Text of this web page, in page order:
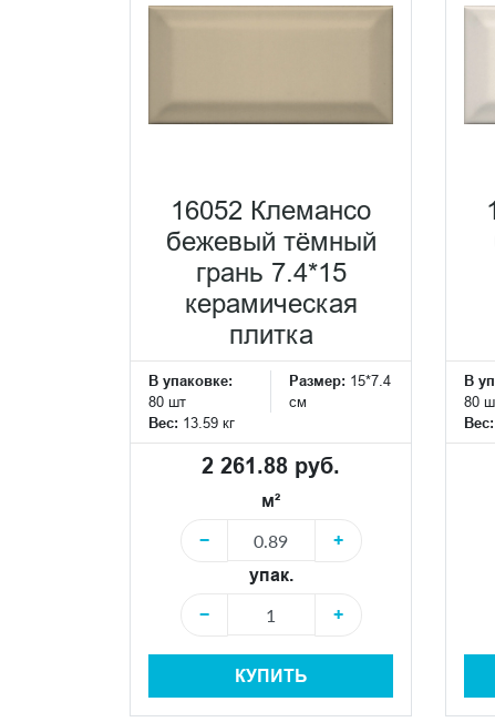
16052 Клемансо
бежевый тёмный
грань 7.4*15
керамическая
плитка
В упаковке:
80 шт
Размер: 15*7.4
см
Вес: 13.59 кг
2 261.88 руб.
м²
−
+
упак.
−
+
КУПИТЬ
В
80
Вес: